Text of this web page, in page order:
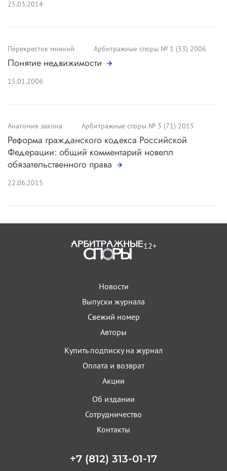
25.03.2014
Перекресток мнений Арбитражные споры № 1 (33) 2006
Понятие недвижимости
15.01.2006
Анатомия закона Арбитражные споры № 3 (71) 2015
Реформа гражданского кодекса Российской
Федерации: общий комментарий новелл
обязательственного права
22.06.2015
12+
Новости
Выпуски журнала
Свежий номер
Авторы
Купить подписку на журнал
Оплата и возврат
Акции
Об издании
Сотрудничество
Контакты
+7 (812) 313-01-17